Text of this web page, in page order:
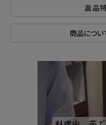
返品
商品につ